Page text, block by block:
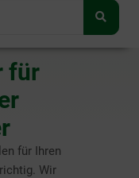
für
für Ihren
Wir